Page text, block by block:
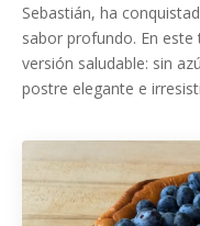
Sebastián, ha
sabor profundo. En
versión saludable: sin
postre elegante e